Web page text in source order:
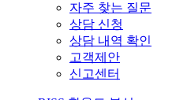
자주 찾는 질문
상담 신청
상담 내역 확인
고객제안
신고센터